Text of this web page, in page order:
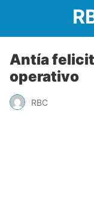
Antía
operativo
RBC